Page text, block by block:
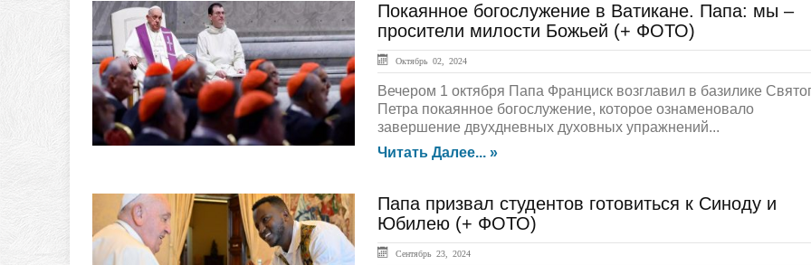
ГЛАВНАЯ
Покаянное богослужение в Ватикане. Папа: мы –
просители милости Божьей (+ ФОТО)
Октябрь 02, 2024
Вечером 1 октября Папа Франциск возглавил в базилике
Петра покаянное богослужение, которое ознаменовало
завершение двухдневных духовных упражнений...
Читать Далее... »
ЛЕНТА НОВОСТЕЙ
Папа призвал студентов готовиться к Синоду и
Юбилею (+ ФОТО)
Сентябрь 23, 2024